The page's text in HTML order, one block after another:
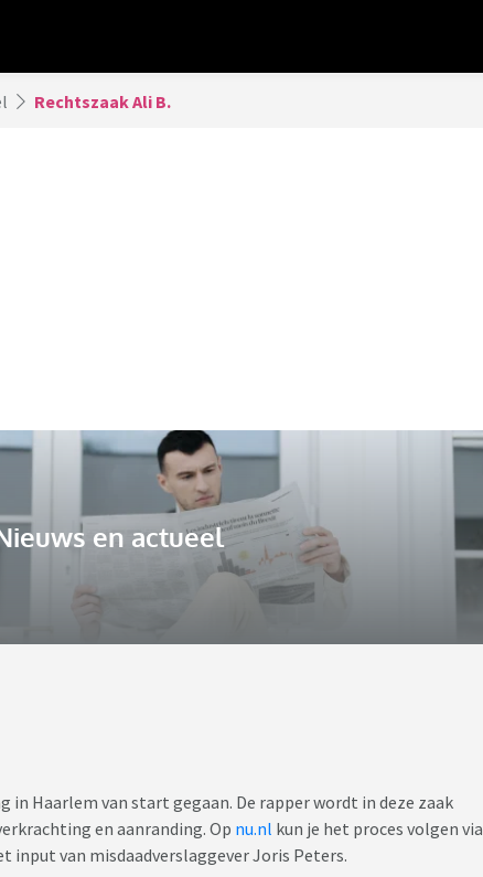
Rechtszaak Ali B.
en actueel
in Haarlem van start gegaan. De rapper wordt in deze zaak
en aanranding. Op nu.nl kun je het proces volgen via
input van misdaadverslaggever Joris Peters.